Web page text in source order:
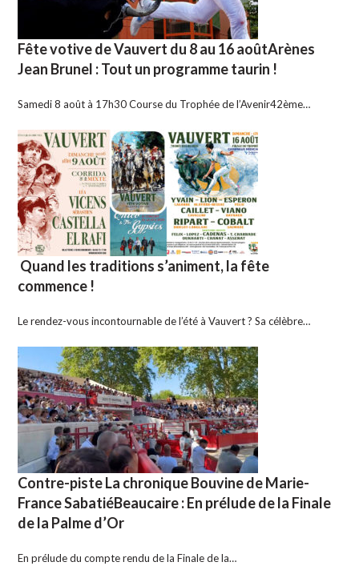
Fête votive de Vauvert du 8 au 16 aoûtArènes
Jean Brunel : Tout un programme taurin !
Samedi 8 août à 17h30 Course du Trophée de l’Avenir42ème…
Quand les traditions s’animent, la fête
commence !
Le rendez-vous incontournable de l’été à Vauvert ? Sa célèbre…
Contre-piste La chronique Bouvine de Marie-
France SabatiéBeaucaire : En prélude de la Finale
de la Palme d’Or
En prélude du compte rendu de la Finale de la…